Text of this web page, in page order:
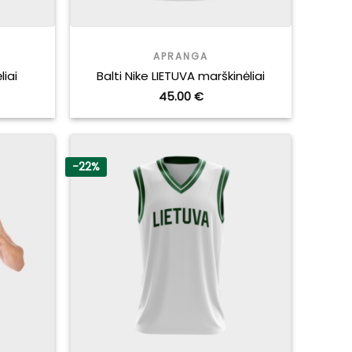
APRANGA
Balti Nike LIETUVA marškinėliai
45.00 €
-22%